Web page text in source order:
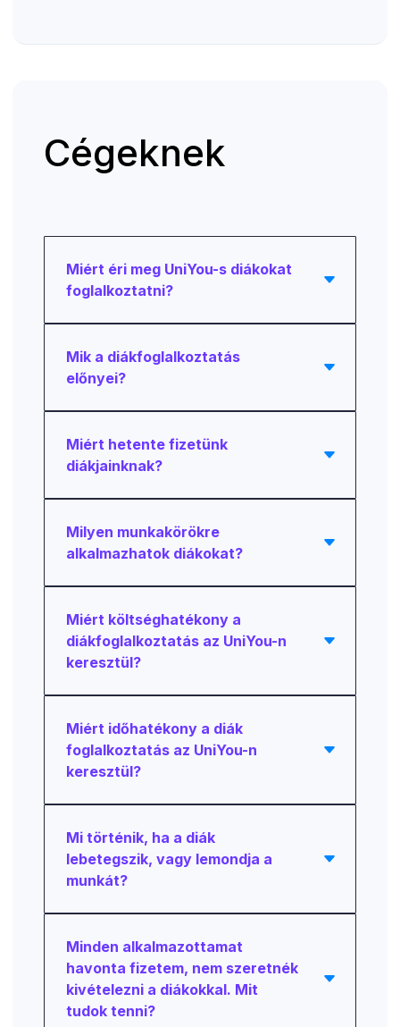
Cégeknek
Miért éri meg UniYou-s diákokat
foglalkoztatni?
Mik a diákfoglalkoztatás
előnyei?
Miért hetente fizetünk
diákjainknak?
Milyen munkakörökre
alkalmazhatok diákokat?
Miért költséghatékony a
diákfoglalkoztatás az UniYou-n
keresztül?
Miért időhatékony a diák
foglalkoztatás az UniYou-n
keresztül?
Mi történik, ha a diák
lebetegszik, vagy lemondja a
munkát?
Minden alkalmazottamat
havonta fizetem, nem szeretnék
kivételezni a diákokkal. Mit
tudok tenni?